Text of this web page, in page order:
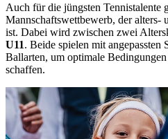
Auch für die jüngsten Tennistalente
Mannschaftswettbewerb, der alters-
ist. Dabei wird zwischen zwei
U11. Beide spielen mit angepassten
Ballarten, um optimale
schaffen.